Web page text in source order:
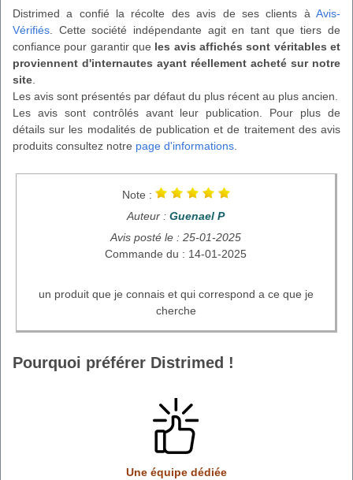
Distrimed a confié la récolte des avis de ses clients à Avis-
Vérifiés . Cette société indépendante agit en tant que tiers de
confiance pour garantir que les avis affichés sont véritables et
proviennent d'internautes ayant réellement acheté sur notre
site
Les avis sont présentés par défaut du plus récent au plus ancien.
Les avis sont contrôlés avant leur publication. Pour plus de
détails sur les modalités de publication et de traitement des avis
produits consultez notre page d'informations
Note :
Auteur : Guenael P
Avis posté le : 25-01-2025
Commande du : 14-01-2025
un produit que je connais et qui correspond a ce que je
cherche
Pourquoi préférer Distrimed !
Une équipe dédiée